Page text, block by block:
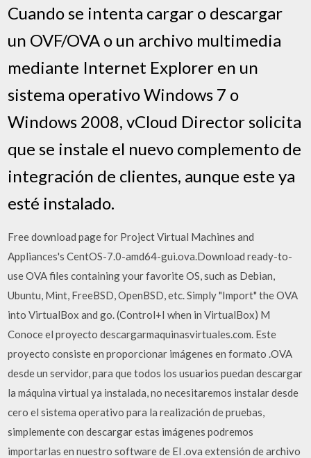
Cuando se intenta cargar o descargar
un OVF/OVA o un archivo multimedia
mediante Internet Explorer en un
sistema operativo Windows 7 o
Windows 2008, vCloud Director solicita
que se instale el nuevo complemento de
integración de clientes, aunque este ya
esté instalado.
Free download page for Project Virtual Machines and
Appliances's CentOS-7.0-amd64-gui.ova.Download ready-to-
use OVA files containing your favorite OS, such as Debian,
Ubuntu, Mint, FreeBSD, OpenBSD, etc. Simply "Import" the OVA
into VirtualBox and go. (Control+I when in VirtualBox) M
Conoce el proyecto descargarmaquinasvirtuales.com. Este
proyecto consiste en proporcionar imágenes en formato .OVA
desde un servidor, para que todos los usuarios puedan descargar
la máquina virtual ya instalada, no necesitaremos instalar desde
cero el sistema operativo para la realización de pruebas,
simplemente con descargar estas imágenes podremos
importarlas en nuestro software de El .ova extensión de archivo